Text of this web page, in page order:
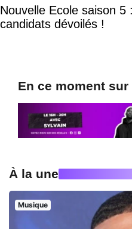
Nouvelle Ecole saison
candidats dévoilés !
En ce moment
À la une
Musique